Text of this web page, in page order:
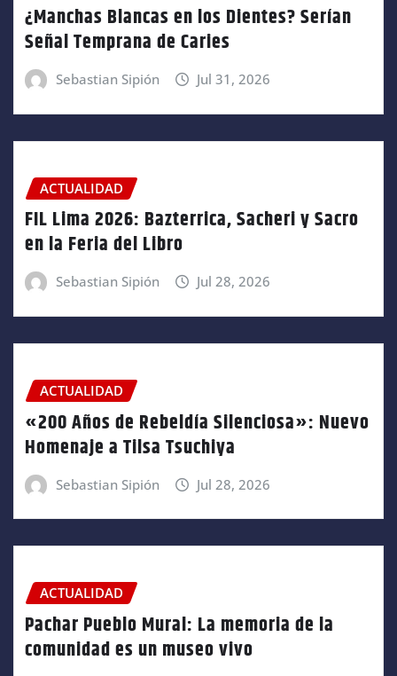
¿Manchas Blancas en los Dientes? Serían
Señal Temprana de Caries
Sebastian Sipión Jul 31, 2026
ACTUALIDAD
FIL Lima 2026: Bazterrica, Sacheri y Sacro
en la Feria del Libro
Sebastian Sipión Jul 28, 2026
ACTUALIDAD
«200 Años de Rebeldía Silenciosa»: Nuevo
Homenaje a Tilsa Tsuchiya
Sebastian Sipión Jul 28, 2026
ACTUALIDAD
Pachar Pueblo Mural: La memoria de la
comunidad es un museo vivo